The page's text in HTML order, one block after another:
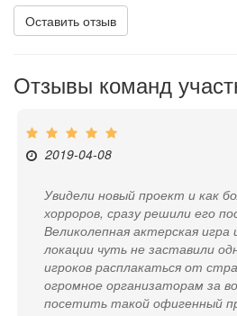
Оставить отзыв
Отзывы команд
2019-04-08
Увидели новый проект и как
хорроров, сразу решили его
Великолепная актерская
локации чуть не заставили
игроков расплакаться от
огромное организаторам за
посетить такой офигенный